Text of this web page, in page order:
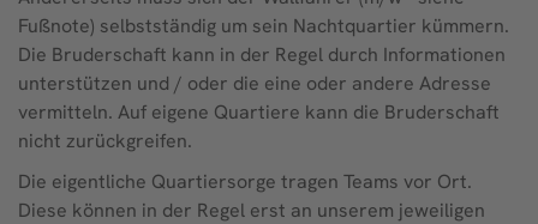
Fußnote) selbstständig um sein Nachtquartier kümmern.
Die Bruderschaft kann in der Regel durch Informationen
unterstützen und / oder die eine oder andere Adresse
vermitteln. Auf eigene Quartiere kann die Bruderschaft
nicht zurückgreifen.
Die eigentliche Quartiersorge tragen Teams vor Ort.
Diese können in der Regel erst an unserem jeweiligen